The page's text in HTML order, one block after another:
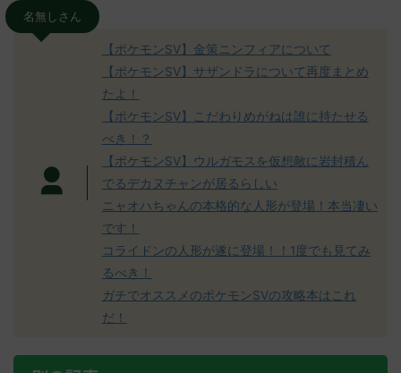
名無しさん
【ポケモンSV】金策ニンフィアについて
【ポケモンSV】サザンドラについて再度まとめ
たよ！
【ポケモンSV】こだわりめがねは誰に持たせる
べき！？
【ポケモンSV】ウルガモスを仮想敵に岩封積ん
でるデカヌチャンが居るらしい
ニャオハちゃんの本格的な人形が登場！本当凄い
です！
コライドンの人形が遂に登場！！1度でも見てみ
るべき！
ガチでオススメのポケモンSVの攻略本はこれ
だ！